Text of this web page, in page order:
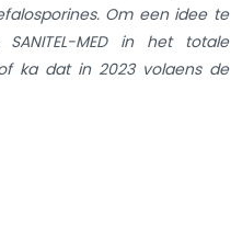
Om een idee te
MED in het totale
kg dat in 2023 volgens de